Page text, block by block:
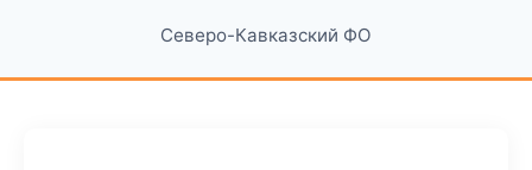
Северо-Кавказский ФО